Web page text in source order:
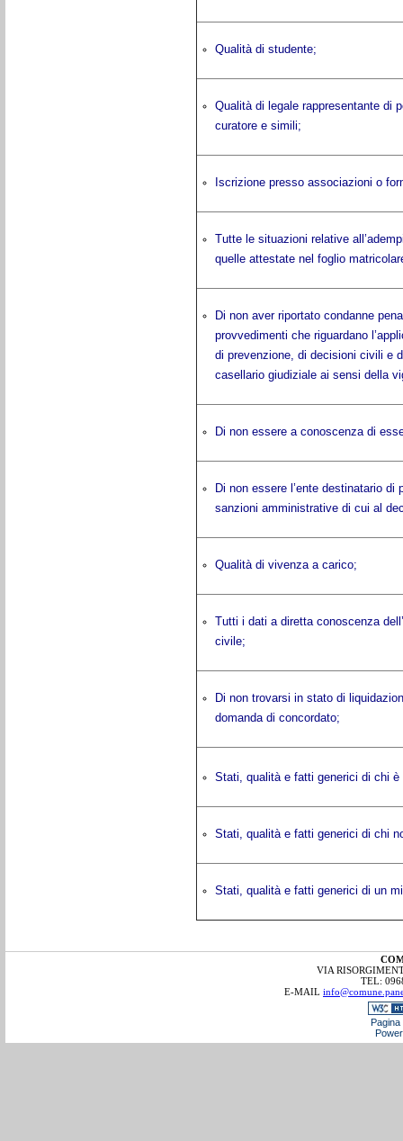
Qualità di studente;
Qualità di legale rappresentante di
curatore e simili;
Iscrizione presso associazioni o
Tutte le situazioni relative
quelle attestate nel foglio
Di non aver riportato condanne
provvedimenti che riguardano
di prevenzione, di decisioni civili e
casellario giudiziale ai sensi della
Di non essere a conoscenza di
Di non essere l’ente destinatario
sanzioni amministrative di cui al
Qualità di vivenza a carico;
Tutti i dati a diretta conoscenza
civile;
Di non trovarsi in stato di
domanda di concordato;
Stati, qualità e fatti generici di chi è
Stati, qualità e fatti generici di chi
Stati, qualità e fatti generici di un
VIA
TEL:
E-MAIL
Pagina